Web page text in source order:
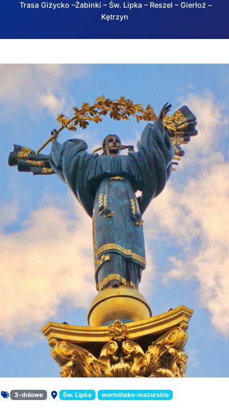
Trasa Giżycko –Żabinki – Św. Lipka – Reszel – Gierłoż –
Kętrzyn
Trasa Giżycko –Żabinki – Św. Lipka – Reszel – Gierłoż –
Rodzaj oferty:
3-dniowe
Miejsce:
Św. Lipka warmińsko-mazurskie